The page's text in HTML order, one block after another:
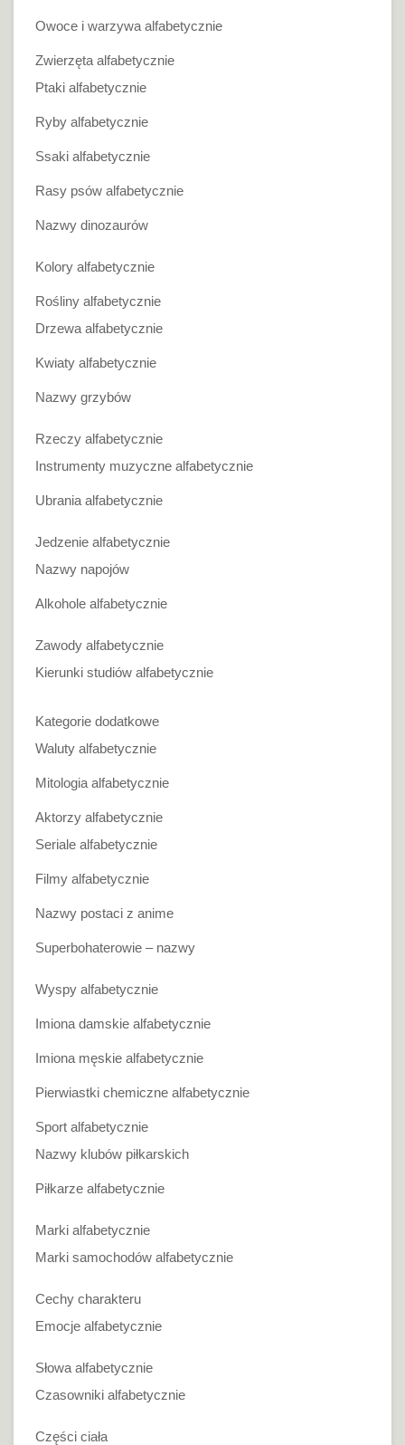
Owoce i warzywa alfabetycznie
Zwierzęta alfabetycznie
Ptaki alfabetycznie
Ryby alfabetycznie
Ssaki alfabetycznie
Rasy psów alfabetycznie
Nazwy dinozaurów
Kolory alfabetycznie
Rośliny alfabetycznie
Drzewa alfabetycznie
Kwiaty alfabetycznie
Nazwy grzybów
Rzeczy alfabetycznie
Instrumenty muzyczne alfabetycznie
Ubrania alfabetycznie
Jedzenie alfabetycznie
Nazwy napojów
Alkohole alfabetycznie
Zawody alfabetycznie
Kierunki studiów alfabetycznie
Kategorie dodatkowe
Waluty alfabetycznie
Mitologia alfabetycznie
Aktorzy alfabetycznie
Seriale alfabetycznie
Filmy alfabetycznie
Nazwy postaci z anime
Superbohaterowie – nazwy
Wyspy alfabetycznie
Imiona damskie alfabetycznie
Imiona męskie alfabetycznie
Pierwiastki chemiczne alfabetycznie
Sport alfabetycznie
Nazwy klubów piłkarskich
Piłkarze alfabetycznie
Marki alfabetycznie
Marki samochodów alfabetycznie
Cechy charakteru
Emocje alfabetycznie
Słowa alfabetycznie
Czasowniki alfabetycznie
Części ciała